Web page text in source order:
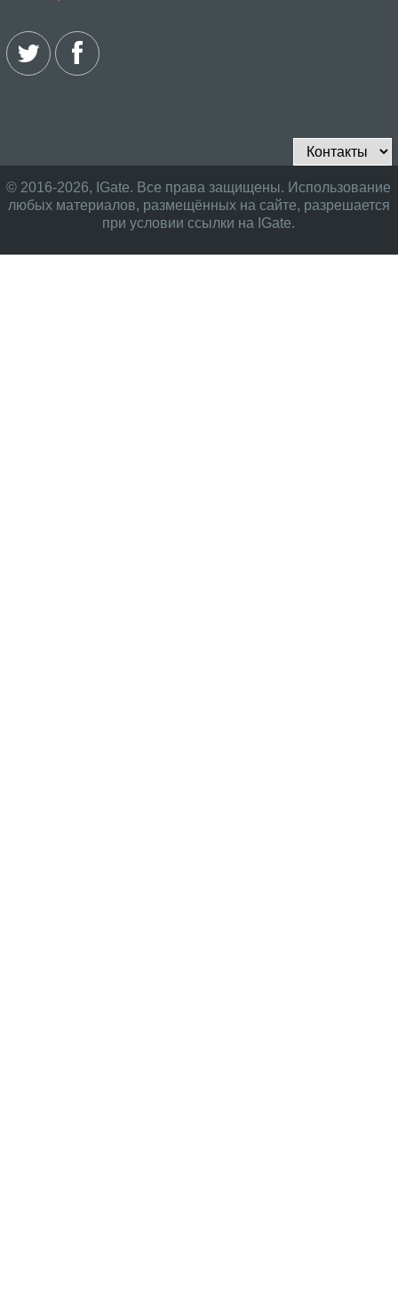
© 2016-2026, IGate. Все права защищены. Использование
любых материалов, размещённых на сайте, разрешается
при условии ссылки на IGate.